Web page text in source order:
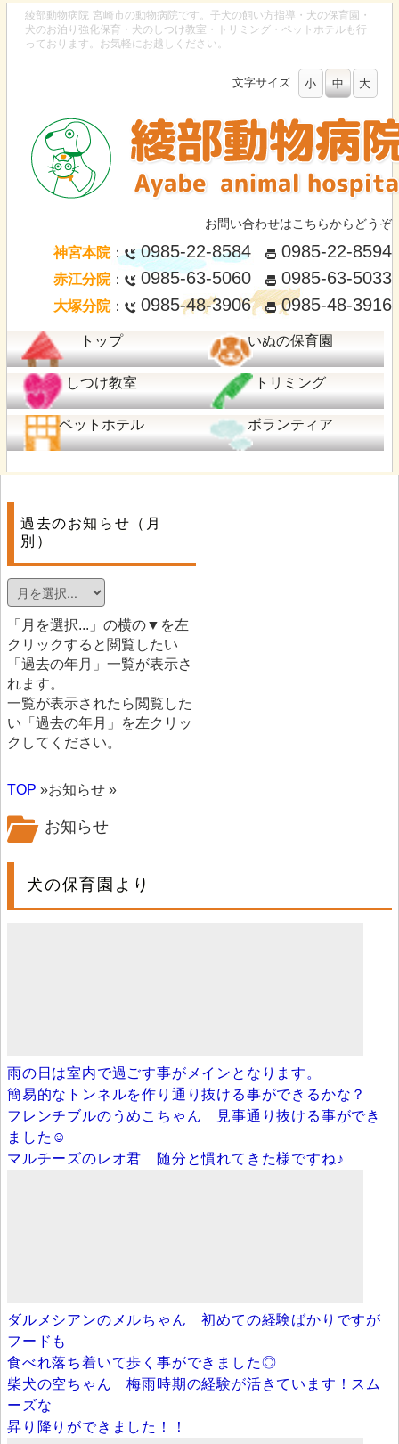
綾部動物病院 宮崎市の動物病院です。子犬の飼い方指導・犬の保育園・
犬のお泊り強化保育・犬のしつけ教室・トリミング・ペットホテルも行
っております。お気軽にお越しください。
文字サイズ 小 中 大
お問い合わせはこちらからどうぞ
神宮本院： 0985-22-8584 0985-22-8594
赤江分院： 0985-63-5060 0985-63-5033
大塚分院： 0985-48-3906 0985-48-3916
トップ いぬの保育園
しつけ教室 トリミング
ペットホテル ボランティア
過去のお知らせ（月
別）
「月を選択...」の横の▼を左
クリックすると閲覧したい
「過去の年月」一覧が表示さ
れます。
一覧が表示されたら閲覧した
い「過去の年月」を左クリッ
クしてください。
TOP »お知らせ »
お知らせ
犬の保育園より
雨の日は室内で過ごす事がメインとなります。
簡易的なトンネルを作り通り抜ける事ができるかな？
フレンチブルのうめこちゃん 見事通り抜ける事ができ
ました☺
マルチーズのレオ君 随分と慣れてきた様ですね♪
ダルメシアンのメルちゃん 初めての経験ばかりですが
フードも
食べれ落ち着いて歩く事ができました◎
柴犬の空ちゃん 梅雨時期の経験が活きています！スム
ーズな
昇り降りができました！！